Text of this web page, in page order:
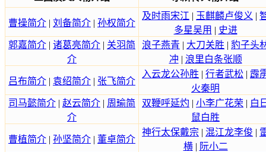
曹操简介 | 刘备简介 | 孙权简介
及时雨宋江 | 玉麒麟卢俊义 |
多星吴用 | 史进
郭嘉简介 | 诸葛亮简介 | 关羽简
介
浪子燕青 | 大刀关胜 | 豹子头
冲 | 浪里白条张顺
吕布简介 | 袁绍简介 | 张飞简介
入云龙公孙胜 | 行者武松 | 霹
火秦明
司马懿简介 | 赵云简介 | 周瑜简
介
双鞭呼延灼 | 小李广花荣 | 白
鼠白胜
曹植简介 | 孙坚简介 | 董卓简介
神行太保戴宗 | 混江龙李俊 |
横| 阮小二